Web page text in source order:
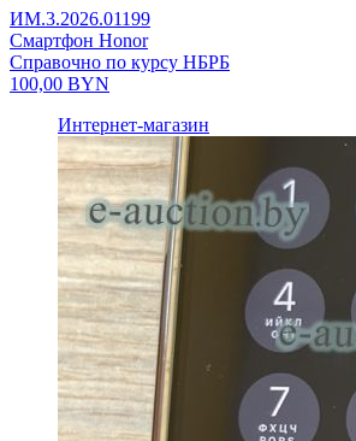
ИМ.3.2026.01199
Смартфон Honor
Справочно по курсу НБРБ
100,00 BYN
Интернет-магазин